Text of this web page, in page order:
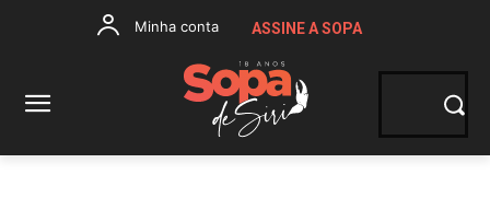
Minha conta ASSINE A SOPA